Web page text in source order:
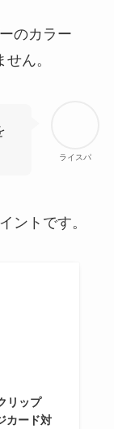
のカラー
ん。
ライスパ
ントです。
リップ
カード対